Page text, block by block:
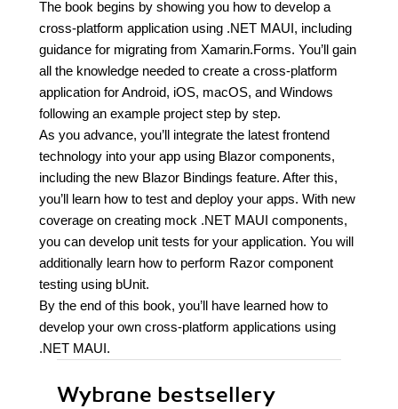
The book begins by showing you how to develop a
cross-platform application using .NET MAUI, including
guidance for migrating from Xamarin.Forms. You’ll gain
all the knowledge needed to create a cross-platform
application for Android, iOS, macOS, and Windows
following an example project step by step.
As you advance, you’ll integrate the latest frontend
technology into your app using Blazor components,
including the new Blazor Bindings feature. After this,
you’ll learn how to test and deploy your apps. With new
coverage on creating mock .NET MAUI components,
you can develop unit tests for your application. You will
additionally learn how to perform Razor component
testing using bUnit.
By the end of this book, you’ll have learned how to
develop your own cross-platform applications using
.NET MAUI.
Wybrane bestsellery